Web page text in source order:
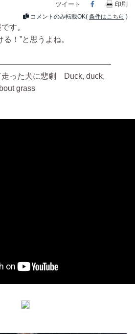
ツイート Facebook
印刷
コメントのみ転載OK( 条件はこちら )
す。
！”と思うよね。
走った犬に悲劇 Duck, duck,
grass